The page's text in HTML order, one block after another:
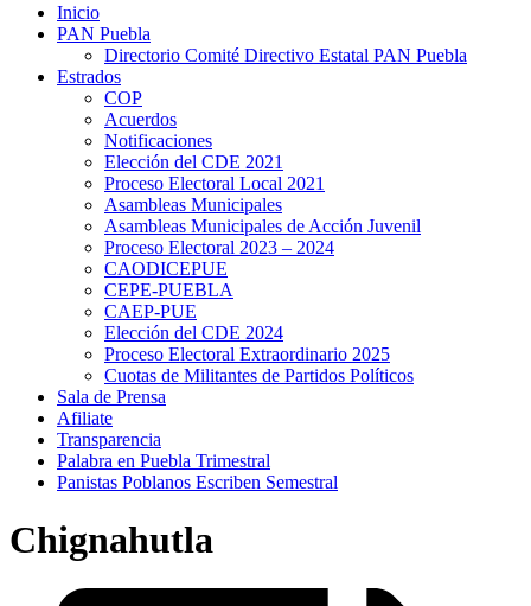
Inicio
PAN Puebla
Directorio Comité Directivo Estatal PAN Puebla
Estrados
COP
Acuerdos
Notificaciones
Elección del CDE 2021
Proceso Electoral Local 2021
Asambleas Municipales
Asambleas Municipales de Acción Juvenil
Proceso Electoral 2023 – 2024
CAODICEPUE
CEPE-PUEBLA
CAEP-PUE
Elección del CDE 2024
Proceso Electoral Extraordinario 2025
Cuotas de Militantes de Partidos Políticos
Sala de Prensa
Afiliate
Transparencia
Palabra en Puebla Trimestral
Panistas Poblanos Escriben Semestral
Chignahutla